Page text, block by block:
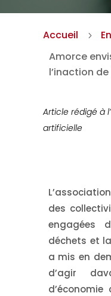
Accueil 5
Amorce
l’inaction de
Article rédigé à
artificielle
des
engagées
déchets et
a mis en
d’agir